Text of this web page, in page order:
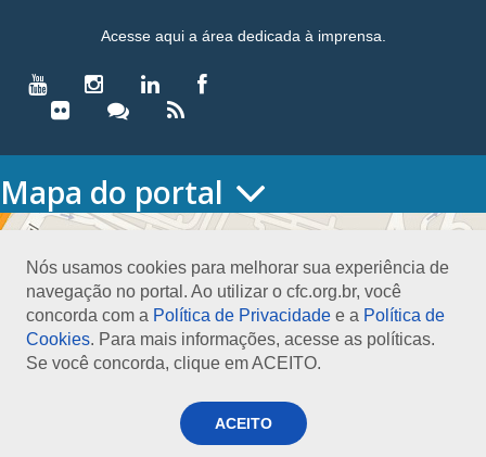
Nós usamos cookies para melhorar sua experiência de
navegação no portal. Ao utilizar o cfc.org.br, você
concorda com a Política de Privacidade e a Política de
Cookies. Para mais informações, acesse as políticas.
Se você concorda, clique em ACEITO.
ACEITO
Acesse aqui a área dedicada à imprensa.
Mapa do portal
HOME
Conselho Diretor
Nossa Sede
Planejamento
Organograma
Medalha João Lyra